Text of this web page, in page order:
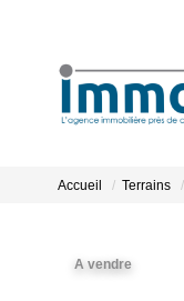
Accueil Terrains
A vendre